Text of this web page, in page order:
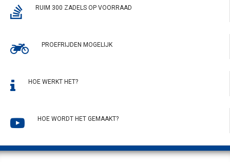
RUIM 300 ZADELS OP VOORRAAD
PROEFRIJDEN MOGELIJK
HOE WERKT HET?
HOE WORDT HET GEMAAKT?